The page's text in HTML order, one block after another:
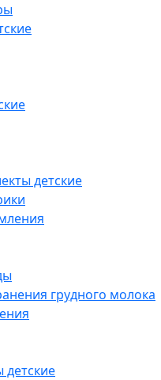
детские
грудного молока